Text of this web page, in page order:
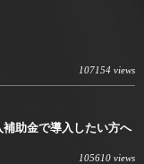
107154 views
助金で導入したい方へ
105610 views